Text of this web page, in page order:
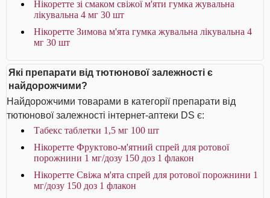
Нікоретте зі смаком свіжої м'яти гумка жувальна
лікувальна 4 мг 30 шт
Нікоретте Зимова м'ята гумка жувальна лікувальна 4
мг 30 шт
Які препарати від тютюнової залежності є
найдорожчими?
Найдорожчими товарами в категорії препарати від
тютюнової залежності інтернет-аптеки DS є:
Табекс таблетки 1,5 мг 100 шт
Нікоретте Фруктово-м'ятний спрей для ротової
порожнини 1 мг/дозу 150 доз 1 флакон
Нікоретте Свіжа м'ята спрей для ротової порожнини 1
мг/дозу 150 доз 1 флакон